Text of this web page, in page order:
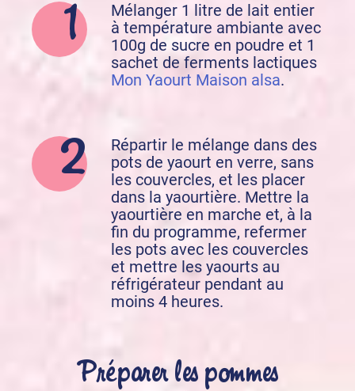
Mélanger 1 litre de lait entier
à température ambiante avec
100g de sucre en poudre et 1
sachet de ferments lactiques
Mon Yaourt Maison alsa.
Répartir le mélange dans des
pots de yaourt en verre, sans
les couvercles, et les placer
dans la yaourtière. Mettre la
yaourtière en marche et, à la
fin du programme, refermer
les pots avec les couvercles
et mettre les yaourts au
réfrigérateur pendant au
moins 4 heures.
Préparer les pommes